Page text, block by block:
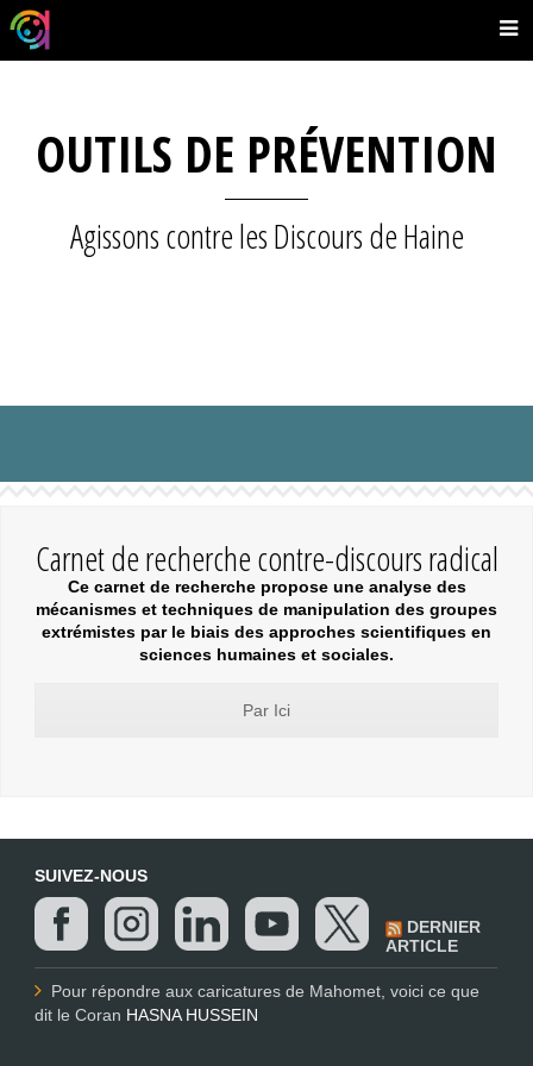
OUTILS DE PRÉVENTION
Agissons contre les Discours de Haine
Carnet de recherche contre-discours radical
Ce carnet de recherche propose une analyse des
mécanismes et techniques de manipulation des groupes
extrémistes par le biais des approches scientifiques en
sciences humaines et sociales.
Par Ici
SUIVEZ-NOUS
DERNIER
ARTICLE
Pour répondre aux caricatures de Mahomet, voici ce que
dit le Coran HASNA HUSSEIN